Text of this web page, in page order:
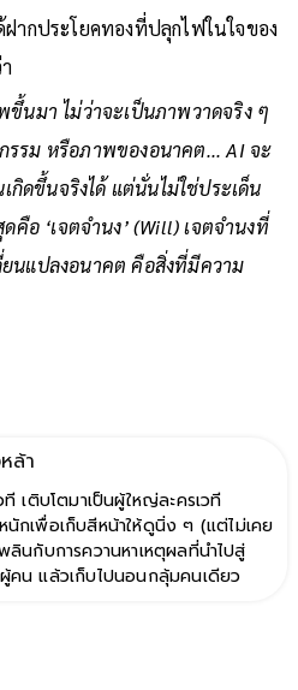
นจริงได้
ากประโยคทองที่ปลุกไฟในใจของ
นมา ไม่ว่าจะเป็นภาพวาดจริง ๆ
รม หรือภาพของอนาคต... AI จะ
ดขึ้นจริงได้ แต่นั่นไม่ใช่ประเด็น
‘เจตจำนง’ (Will) เจตจำนงที่
นแปลงอนาคต คือสิ่งที่มีความ
ล้า
ที เติบโตมาเป็นผู้ใหญ่ละครเวที
กเพื่อเก็บสีหน้าให้ดูนิ่ง ๆ (แต่ไม่เคย
ลินกับการควานหาเหตุผลที่นำไปสู่